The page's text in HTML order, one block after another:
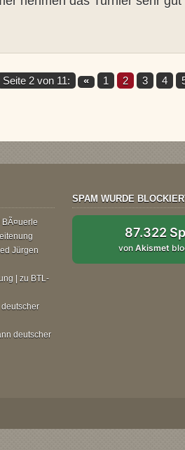
Seite 2 von 11: « 1 2 3 4
Jürgen
|
zu BTL-
deutscher
SPAM WURDE
87.322
vonAkismet